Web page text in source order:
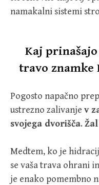
namakalni sistemi
Kaj
travo
Pogosto napačno
ustrezno zalivanje v
svojega dvorišča.
Medtem, ko je
se vaša trava ohrani
je enako pomembno